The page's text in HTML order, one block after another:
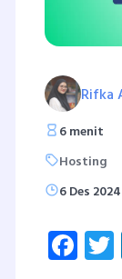
Rifka
6 menit
Hosting
6 Des 2024